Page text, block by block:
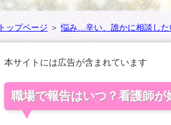
トップページ ＞悩み…辛い、誰かに相談した
本サイトには広告が含まれています
職場で報告はいつ？看護師